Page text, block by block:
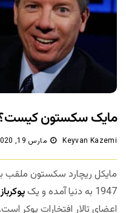
مایک سکستون
Keyvan Kazemi مارس 19, 2020
1947 به دنیا آمده و یک
پوکرباز
اعضای تالار افتخارات پوکر است.